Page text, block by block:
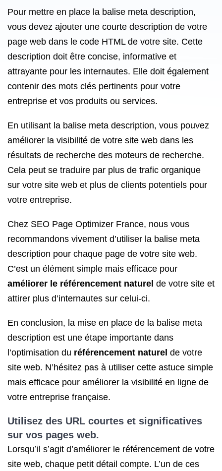
Pour mettre en place la balise meta description,
vous devez ajouter une courte description de votre
page web dans le code HTML de votre site. Cette
description doit être concise, informative et
attrayante pour les internautes. Elle doit également
contenir des mots clés pertinents pour votre
entreprise et vos produits ou services.
En utilisant la balise meta description, vous pouvez
améliorer la visibilité de votre site web dans les
résultats de recherche des moteurs de recherche.
Cela peut se traduire par plus de trafic organique
sur votre site web et plus de clients potentiels pour
votre entreprise.
Chez SEO Page Optimizer France, nous vous
recommandons vivement d’utiliser la balise meta
description pour chaque page de votre site web.
C’est un élément simple mais efficace pour
améliorer le référencement naturel de votre site et
attirer plus d’internautes sur celui-ci.
En conclusion, la mise en place de la balise meta
description est une étape importante dans
l’optimisation du référencement naturel de votre
site web. N’hésitez pas à utiliser cette astuce simple
mais efficace pour améliorer la visibilité en ligne de
votre entreprise française.
Utilisez des URL courtes et significatives
sur vos pages web.
Lorsqu’il s’agit d’améliorer le référencement de votre
site web, chaque petit détail compte. L’un de ces